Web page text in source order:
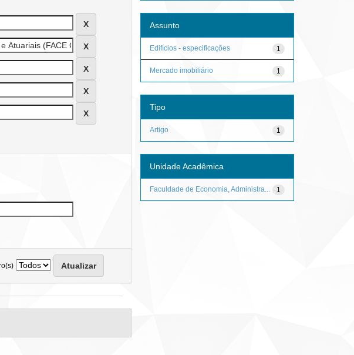
Assunto
1
Edifícios - especificações
1
Mercado imobiliário
Tipo
1
Artigo
Unidade Acadêmica
1
Faculdade de Economia, Administra...